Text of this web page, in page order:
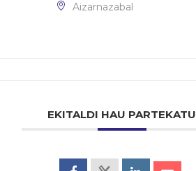
Aizarnazabal
EKITALDI HAU PARTEKATU